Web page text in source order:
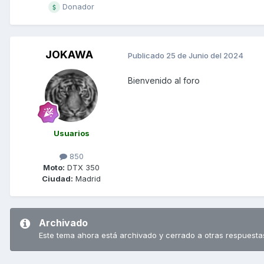
Donador
JOKAWA
Usuarios
850
Moto: DTX 350
Ciudad: Madrid
Publicado 25 de Junio del 2024
Bienvenido al foro
Archivado
Este tema ahora está archivado y cerrado a otras